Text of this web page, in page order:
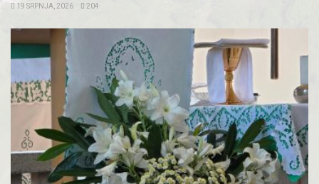
19 SRPNJA, 2026 204